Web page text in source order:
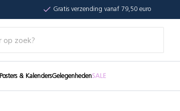
Gratis verzending vanaf 79,50 euro
Posters & KalendersGelegenhedenSALE